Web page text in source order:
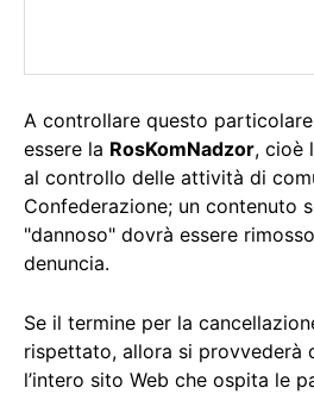
A controllare questo
essere la RosKomNadzor, cioè
al controllo delle attività di
Confederazione; un contenuto
"dannoso" dovrà essere
denuncia.
Se il termine per la
rispettato, allora si provvederà
l’intero sito Web che ospita le